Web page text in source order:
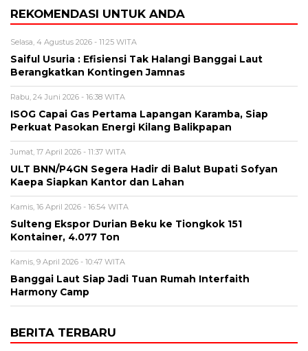
REKOMENDASI UNTUK ANDA
Selasa, 4 Agustus 2026 - 11:25 WITA
Saiful Usuria : Efisiensi Tak Halangi Banggai Laut
Berangkatkan Kontingen Jamnas
Rabu, 24 Juni 2026 - 16:38 WITA
ISOG Capai Gas Pertama Lapangan Karamba, Siap
Perkuat Pasokan Energi Kilang Balikpapan
Jumat, 17 April 2026 - 11:37 WITA
ULT BNN/P4GN Segera Hadir di Balut Bupati Sofyan
Kaepa Siapkan Kantor dan Lahan
Kamis, 16 April 2026 - 16:54 WITA
Sulteng Ekspor Durian Beku ke Tiongkok 151
Kontainer, 4.077 Ton
Kamis, 9 April 2026 - 10:47 WITA
Banggai Laut Siap Jadi Tuan Rumah Interfaith
Harmony Camp
BERITA TERBARU